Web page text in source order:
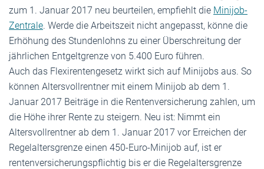
zum 1. Januar 2017 neu beurteilen, empfiehlt die Minijob-
Zentrale. Werde die Arbeitszeit nicht angepasst, könne die
Erhöhung des Stundenlohns zu einer Überschreitung der
jährlichen Entgeltgrenze von 5.400 Euro führen.
Auch das Flexirentengesetz wirkt sich auf Minijobs aus. So
können Altersvollrentner mit einem Minijob ab dem 1.
Januar 2017 Beiträge in die Rentenversicherung zahlen, um
die Höhe ihrer Rente zu steigern. Neu ist: Nimmt ein
Altersvollrentner ab dem 1. Januar 2017 vor Erreichen der
Regelaltersgrenze einen 450-Euro-Minijob auf, ist er
rentenversicherungspflichtig bis er die Regelaltersgrenze